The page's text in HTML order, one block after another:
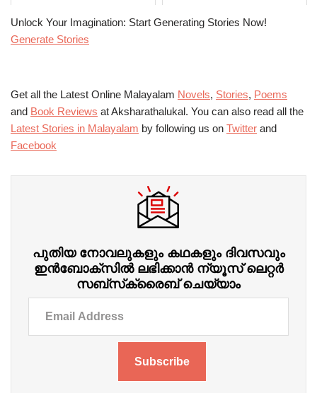
Unlock Your Imagination: Start Generating Stories Now!
Generate Stories
Get all the Latest Online Malayalam Novels, Stories, Poems
and Book Reviews at Aksharathalukal. You can also read all the
Latest Stories in Malayalam by following us on Twitter and
Facebook
പുതിയ നോവലുകളും കഥകളും ദിവസവും
ഇന്‍ബോക്‌സില്‍ ലഭിക്കാന്‍ ന്യൂസ് ലെറ്റർ
സബ്‌സ്‌ക്രൈബ് ചെയ്യാം
Subscribe